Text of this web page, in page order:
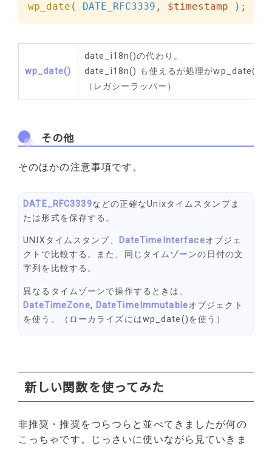
wp_date ( DATE_RFC3339 , $timestamp ) ;
wp_date()
date_i18n()の代わり。
date_i18n() も使えるが処理がwp_date()の
（レガシーラッパー）
その他
そのほかの注意事項です。
DATE_RFC3339などの正確なUnixタイムスタンプま
たは形式を保存する。
UNIXタイムスタンプ、 DateTimeInterfaceオブジェ
クトで比較する。また、同じタイムゾーンの日付の文
字列を比較する。
異なるタイムゾーンで操作するときは、
DateTimeZone, DateTimeImmutableオブジェクト
を使う。（ローカライズにはwp_date()を使う）
新しい関数を使ってみた
非推奨・推奨をつらつらと並べてきましたが何の
こっちゃです。じっさいに使いながら見ていきま